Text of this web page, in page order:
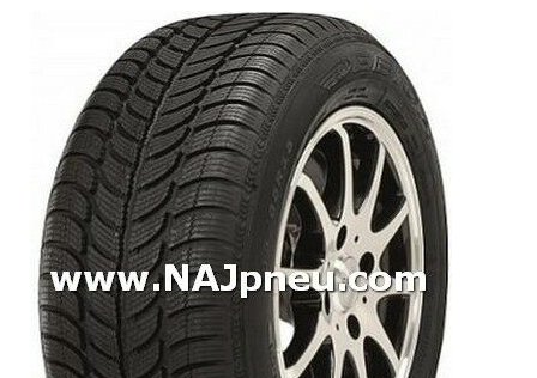
Osobné/crossover + malé úžitkové
SUV/crossover + OFFRoad-ové
Dodávkové + malé úžitkové
Celoročné pneumatiky
Osobné/crossover + malé úžitkové
SUV/crossover + OFFRoad-ové